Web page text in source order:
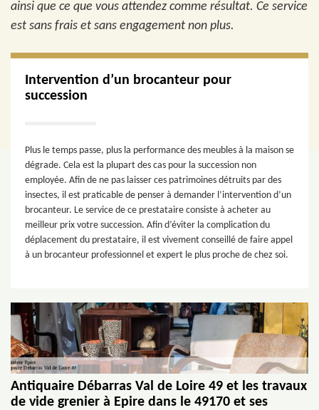
ainsi que ce que vous attendez comme résultat. Ce service
est sans frais et sans engagement non plus.
Intervention d’un brocanteur pour
succession
Plus le temps passe, plus la performance des meubles à la maison se
dégrade. Cela est la plupart des cas pour la succession non
employée. Afin de ne pas laisser ces patrimoines détruits par des
insectes, il est praticable de penser à demander l’intervention d’un
brocanteur. Le service de ce prestataire consiste à acheter au
meilleur prix votre succession. Afin d’éviter la complication du
déplacement du prestataire, il est vivement conseillé de faire appel
à un brocanteur professionnel et expert le plus proche de chez soi.
Antiquaire Débarras Val de Loire 49 et les travaux
de vide grenier à Epire dans le 49170 et ses